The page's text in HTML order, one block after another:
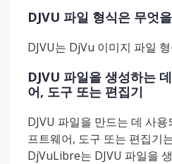
DJVU 파일 형식은 무엇
DJVU는 DjVu 이미지 파일
DJVU 파일을 생성하는
어, 도구 또는 편집기
DJVU 파일을 만드는 데 사
프트웨어, 도구 또는 편집기
DjVuLibre는 DJVU 파일을